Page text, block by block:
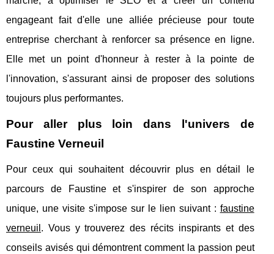
engageant fait d'elle une alliée précieuse pour toute
entreprise cherchant à renforcer sa présence en ligne.
Elle met un point d'honneur à rester à la pointe de
l'innovation, s'assurant ainsi de proposer des solutions
toujours plus performantes.
Pour aller plus loin dans l'univers de
Faustine Verneuil
Pour ceux qui souhaitent découvrir plus en détail le
parcours de Faustine et s'inspirer de son approche
unique, une visite s'impose sur le lien suivant : faustine
verneuil . Vous y trouverez des récits inspirants et des
conseils avisés qui démontrent comment la passion peut